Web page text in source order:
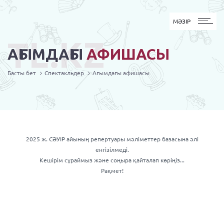
MӘЗІР
МӘЗІР
АҒЫМДАҒЫ АФИШАСЫ
TL.KZ
Басты бет Спектакльдер Ағымдағы афишасы
2025 ж. СӘУIР айының репертуары мәліметтер базасына әлі
енгізілмеді.
Кешірім сұраймыз және соңыра қайталап көріңіз...
Рақмет!